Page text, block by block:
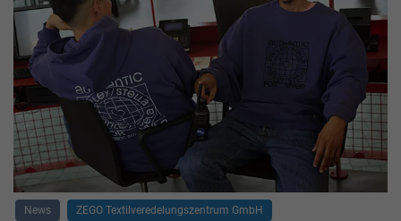
News ZEGO Textilveredelungszentrum GmbH